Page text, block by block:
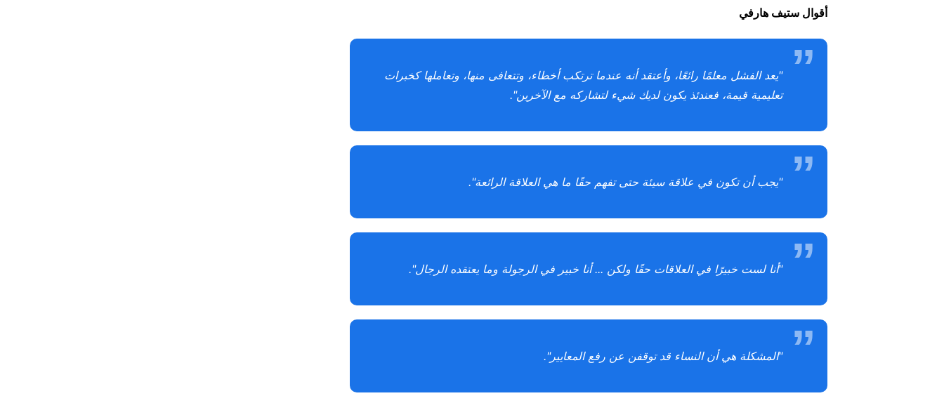
أقوال ستيف هارفي
"يعد الفشل معلمًا رائعًا، وأعتقد أنه عندما ترتكب أخطاء، وتتعافى منها، وتعاملها كخبرات
تعليمية قيمة، فعندئذ يكون لديك شيء لتشاركه مع الآخرين".
"يجب أن تكون في علاقة سيئة حتى تفهم حقًا ما هي العلاقة الرائعة".
"أنا لست خبيرًا في العلاقات حقًا ولكن ... أنا خبير في الرجولة وما يعتقده الرجال".
"المشكلة هي أن النساء قد توقفن عن رفع المعايير".